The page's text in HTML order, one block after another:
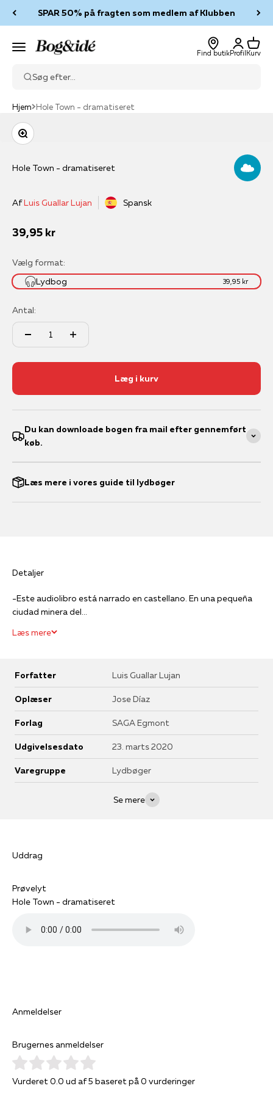
SPAR 50% på fragten som medlem af Klubben
Menu Bog & idé
Find butik
Log ind
Profil
Kurv
Kurv
Søg efter...
Hjem Hole Town - dramatiseret
Zoom
Hole Town - dramatiseret
AfLuis Guallar Lujan Spansk
Salgspris
39,95 kr
Vælg format:
Lydbog
39,95 kr
Antal:
Læg i kurv
Du kan downloade bogen fra mail efter gennemført
køb.
Læs mere i vores guide til lydbøger
Detaljer
-Este audiolibro está narrado en castellano. En una pequeña
ciudad minera del...
Læs mere
Forfatter Luis Guallar Lujan
Oplæser Jose Díaz
Forlag SAGA Egmont
Udgivelsesdato 23. marts 2020
Varegruppe Lydbøger
Se mere
Uddrag
Prøvelyt
Hole Town - dramatiseret
Anmeldelser
Brugernes anmeldelser
Vurderet 0.0 ud af 5 baseret på 0 vurderinger